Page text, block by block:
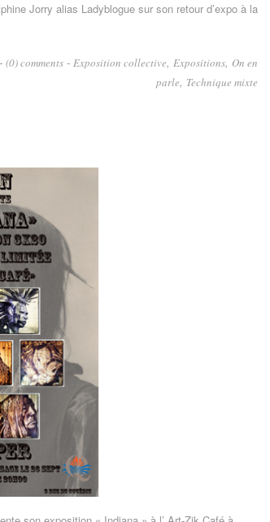
Jorry alias Ladyblogue sur son retour d’expo à la
(0) comments -Exposition collective,Expositions, On en
parle, Technique mixte